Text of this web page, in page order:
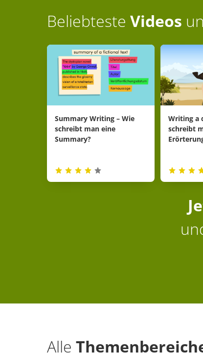
Beliebteste Videos
Summary Writing – Wie
schreibt man eine
Summary?
Writing a
schreibt
Alle